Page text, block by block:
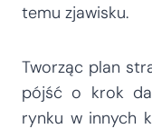
temu zjawisku.
Tworząc plan
pójść o krok
rynku w innych